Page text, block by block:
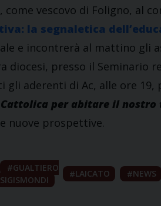
come vescovo di Foligno, al
la segnaletica
e incontrerà al mattino gli
diocesi, presso il Seminario
aderenti di Ac, alle ore 19,
Cattolica per abitare il nostro
nuove prospettive.
GUALTIERO
SIGISMONDI
LAICATO NEWS